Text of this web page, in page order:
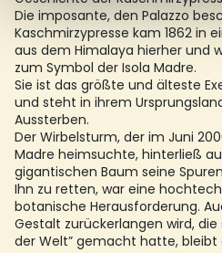
Die imposante, den Palazzo
Kaschmirzypresse kam 1862 in
aus dem Himalaya hierher und
zum Symbol der Isola Madre.
Sie ist das größte und älteste
und steht in ihrem
Aussterben.
Der Wirbelsturm, der im Juni
Madre heimsuchte, hinterließ
gigantischen Baum seine
Ihn zu retten, war eine
botanische Herausforderung.
Gestalt zurückerlangen wird,
der Welt” gemacht hatte, bleibt